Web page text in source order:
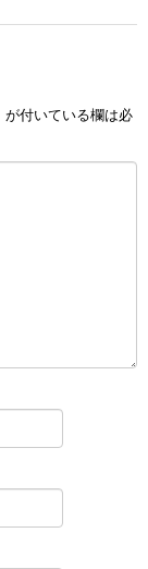
が付いている欄は必